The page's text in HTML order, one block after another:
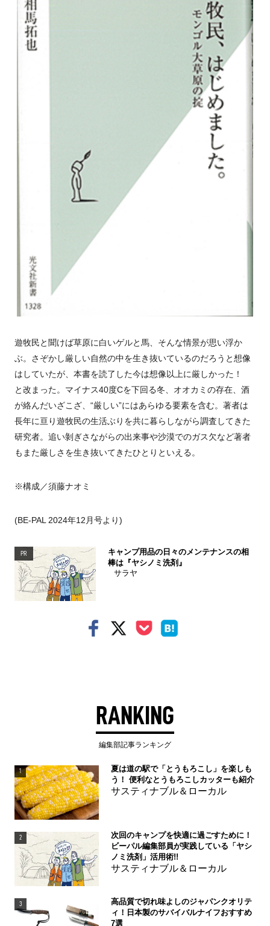
遊牧民と聞けば草原に白いゲルと馬、そんな情景が思い浮か
ぶ。さぞかし厳しい自然の中を生き抜いているのだろうと想像
はしていたが、本書を読了した今は想像以上に厳しかった！
と改まった。マイナス40度Cを下回る冬、オオカミの存在、酒
が絡んだいざこざ、“厳しい”にはあらゆる要素を含む。著者は
長年に亘り遊牧民の生活ぶりを共に暮らしながら調査してきた
研究者。追い剝ぎさながらの出来事や沙漠でのガス欠など著者
もまた厳しさを生き抜いてきたひとりといえる。
※構成／須藤ナオミ
(BE-PAL 2024年12月号より)
PR
キャンプ用品の日々のメンテナンスの相
棒は『ヤシノミ洗剤』
サラヤ
RANKING
編集部記事ランキング
1
夏は道の駅で「とうもろこし」を楽しも
う！ 便利なとうもろこしカッターも紹介
サスティナブル＆ローカル
2
次回のキャンプを快適に過ごすために！
ビーパル編集部員が実践している「ヤシ
ノミ洗剤」活用術!!
サスティナブル＆ローカル
3
高品質で切れ味よしのジャパンクオリテ
ィ！日本製のサバイバルナイフおすすめ
7選